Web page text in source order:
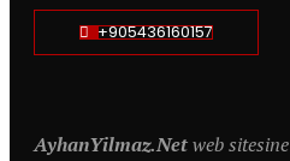
+905436160157
AyhanYilmaz.Netweb sitesine